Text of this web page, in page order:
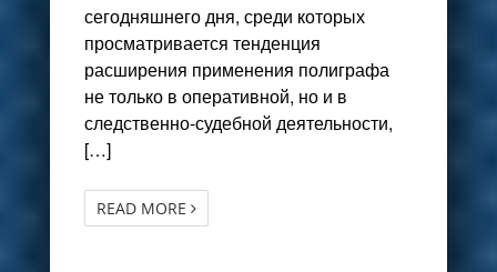
сегодняшнего дня, среди которых
просматривается тенденция
расширения применения полиграфа
не только в оперативной, но и в
следственно-судебной деятельности,
[…]
READ MORE